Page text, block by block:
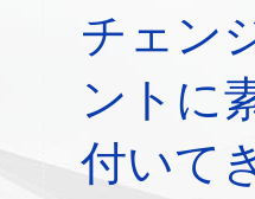
チェン
ントに
付いて